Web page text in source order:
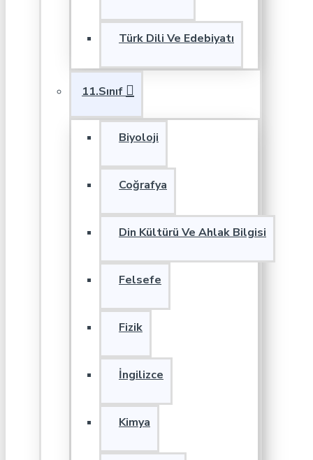
Türk Dili Ve Edebiyatı
11.Sınıf
Biyoloji
Coğrafya
Din Kültürü Ve Ahlak Bilgisi
Felsefe
Fizik
İngilizce
Kimya